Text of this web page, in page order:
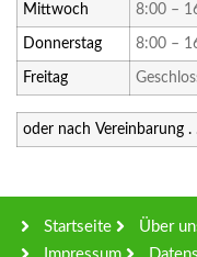
Mittwoch 8:00 –
Donnerstag 8:00 –
Freitag
oder nach Vereinbarung .
Startseite Über